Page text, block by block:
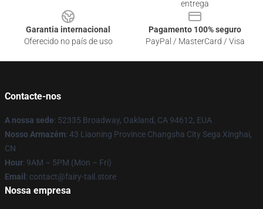
entrega
Garantia internacional
Oferecido no país de uso
Pagamento 100% seguro
PayPal / MasterCard / Visa
Contacte-nos
A nossa sede: 52335 Broadway, Oakland, CA 94612, EUA
Nosso Armazém: 43 Liaoning Province Changsha City Sega Xinghai,
CN
Hour: 9AM – 5PM (Mon – Fri)
Email : contact@fairy-tail.store
Nossa empresa